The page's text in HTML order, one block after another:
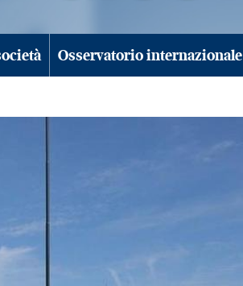
Osservatorio internazionale